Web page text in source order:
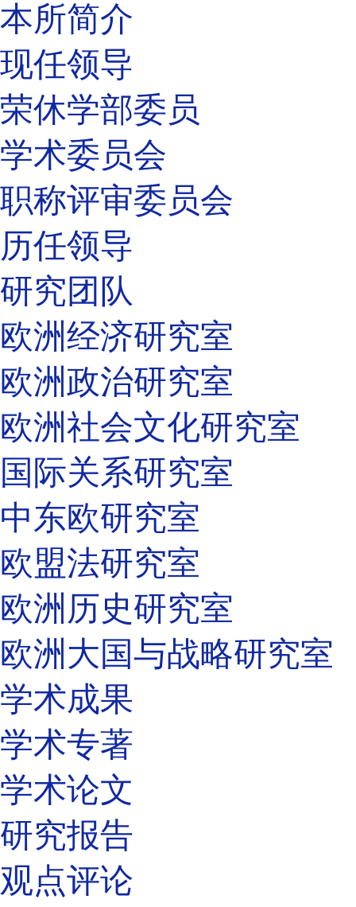
本所简介
现任领导
荣休学部委员
学术委员会
职称评审委员会
历任领导
研究团队
欧洲经济研究室
欧洲政治研究室
欧洲社会文化研究室
国际关系研究室
中东欧研究室
欧盟法研究室
欧洲历史研究室
欧洲大国与战略研究室
学术成果
学术专著
学术论文
研究报告
观点评论